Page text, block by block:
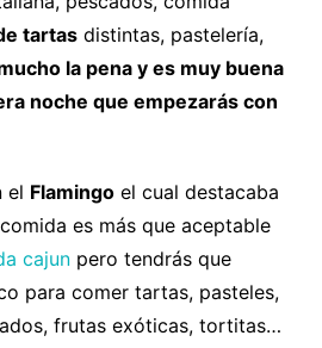
tartasdistintas, pastelería,
la pena y es muy buena
noche que empezarás con
el Flamingoel cual destacaba
es más que aceptable
cajunpero tendrás que
para comer tartas, pasteles,
frutas exóticas, tortitas…